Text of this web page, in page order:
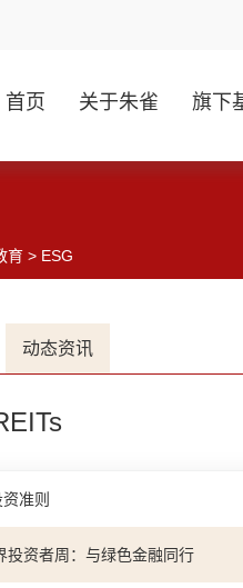
首页 关于朱雀 旗下
育 > ESG
动态资讯
准则
资者周：与绿色金融同行